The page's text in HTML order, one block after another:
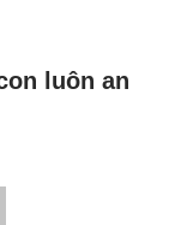
luôn an